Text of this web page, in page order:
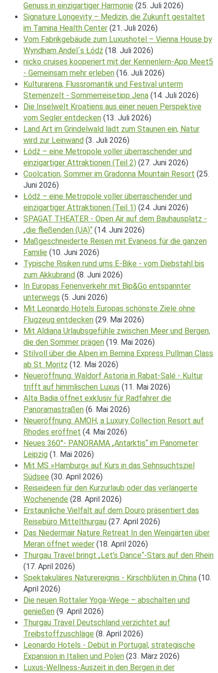
Genuss in einzigartiger Harmonie (25. Juli 2026)
Signature Longevity – Medizin, die Zukunft gestaltet
im Tamina Health Center (21. Juli 2026)
Vom Fabrikgebäude zum Luxushotel – Vienna House by
Wyndham Andel´s Łódź (18. Juli 2026)
nicko cruises kooperiert mit der Kennenlern-App Meet5
- Gemeinsam mehr erleben (16. Juli 2026)
Kulturarena, Flussromantik und Festival unterm
Sternenzelt - Sommerreisetipp Jena (14. Juli 2026)
Die Inselwelt Kroatiens aus einer neuen Perspektive
vom Segler entdecken (13. Juli 2026)
Land Art im Grindelwald lädt zum Staunen ein, Natur
wird zur Leinwand (3. Juli 2026)
Łódź – eine Metropole voller überraschender und
einzigartiger Attraktionen (Teil 2) (27. Juni 2026)
Coolcation, Sommer im Gradonna Mountain Resort (25.
Juni 2026)
Łódź – eine Metropole voller überraschender und
einzigartiger Attraktionen (Teil 1) (24. Juni 2026)
SPAGAT THEATER - Open Air auf dem Bauhausplatz -
„die fließenden (UA)“ (14. Juni 2026)
Maßgeschneiderte Reisen mit Evaneos für die ganzen
Familie (10. Juni 2026)
Typische Risiken rund ums E-Bike - vom Diebstahl bis
zum Akkubrand (8. Juni 2026)
In Europas Ferienverkehr mit Bip&Go entspannter
unterwegs (5. Juni 2026)
Mit Leonardo Hotels Europas schönste Ziele ohne
Flugzeug entdecken (29. Mai 2026)
Mit Aldiana Urlaubsgefühle zwischen Meer und Bergen,
die den Sommer prägen (19. Mai 2026)
Stilvoll über die Alpen im Bernina Express Pullman Class
ab St. Moritz (12. Mai 2026)
Neueröffnung: Waldorf Astoria in Rabat-Salé - Kultur
trifft auf himmlischen Luxus (11. Mai 2026)
Alta Badia öffnet exklusiv für Radfahrer die
Panoramastraßen (6. Mai 2026)
Neueröffnung: AMOH, a Luxury Collection Resort auf
Rhodes eröffnet (4. Mai 2026)
Neues 360°- PANORAMA „Antarktis“ im Panometer
Leipzig (1. Mai 2026)
Mit MS »Hamburg« auf Kurs in das Sehnsuchtsziel
Südsee (30. April 2026)
Reiseideen für den Kurzurlaub oder das verlängerte
Wochenende (28. April 2026)
Erstaunliche Vielfalt auf dem Douro präsentiert das
Reisebüro Mittelthurgau (27. April 2026)
Das Niedermair Nature Retreat In den Weingärten über
Meran öffnet wieder (18. April 2026)
Thurgau Travel bringt „Let’s Dance“-Stars auf den Rhein
(17. April 2026)
Spektakuläres Naturereignis - Kirschblüten in China (10.
April 2026)
Die neuen Rottaler Yoga-Wege – abschalten und
genießen (9. April 2026)
Thurgau Travel Deutschland verzichtet auf
Treibstoffzuschläge (8. April 2026)
Leonardo Hotels - Debüt in Portugal, strategische
Expansion in Italien und Polen (23. März 2026)
Luxus-Wellness-Auszeit in den Bergen in der